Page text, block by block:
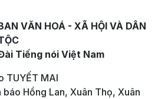
VĂN HOÁ - XÃ HỘI VÀ DÂN
Tiếng nói Việt Nam
TUYẾT MAI
Hồng Lan, Xuân Thọ, Xuân